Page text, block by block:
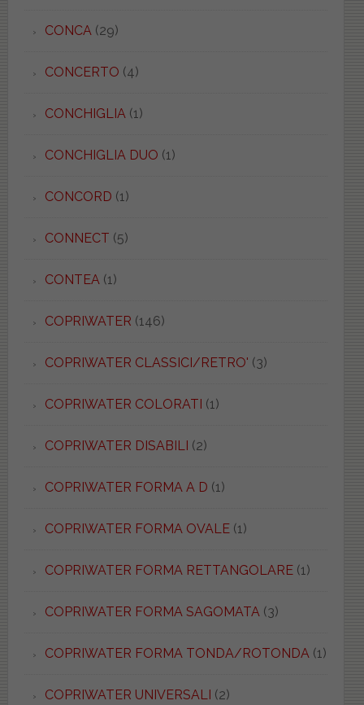
CONCA(29)
CONCERTO (4)
CONCHIGLIA(1)
CONCHIGLIA DUO (1)
CONCORD (1)
CONNECT (5)
CONTEA(1)
COPRIWATER (146)
COPRIWATER CLASSICI/RETRO' (3)
COPRIWATER COLORATI (1)
COPRIWATER DISABILI (2)
COPRIWATER FORMA A D (1)
COPRIWATER FORMA OVALE(1)
COPRIWATER FORMA RETTANGOLARE(1)
COPRIWATER FORMA SAGOMATA(3)
COPRIWATER FORMA TONDA/ROTONDA(1)
COPRIWATER UNIVERSALI (2)